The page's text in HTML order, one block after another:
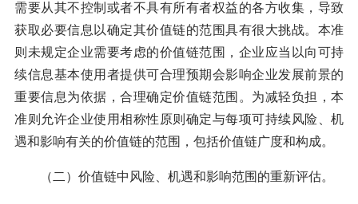
需要从其不控制或者不具有所有者权益的各方收集，导致
获取必要信息以确定其价值链的范围具有很大挑战。本准
则未规定企业需要考虑的价值链范围，企业应当以向可持
续信息基本使用者提供可合理预期会影响企业发展前景的
重要信息为依据，合理确定价值链范围。为减轻负担，本
准则允许企业使用相称性原则确定与每项可持续风险、机
遇和影响有关的价值链的范围，包括价值链广度和构成。
（二）价值链中风险、机遇和影响范围的重新评估。